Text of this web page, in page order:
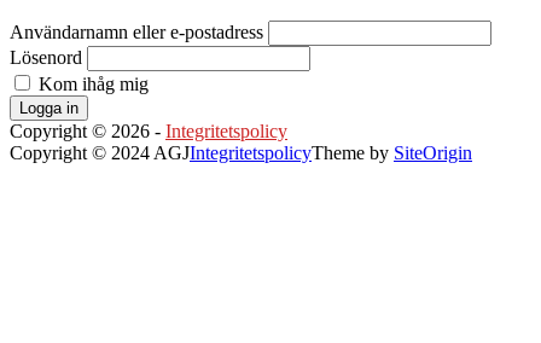
Användarnamn eller e-postadress
Lösenord
Kom ihåg mig
Logga in
Copyright © 2026 - Integritetspolicy
Copyright © 2024 AGJIntegritetspolicyTheme by SiteOrigin